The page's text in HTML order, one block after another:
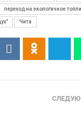
переход на экологичное
Чита